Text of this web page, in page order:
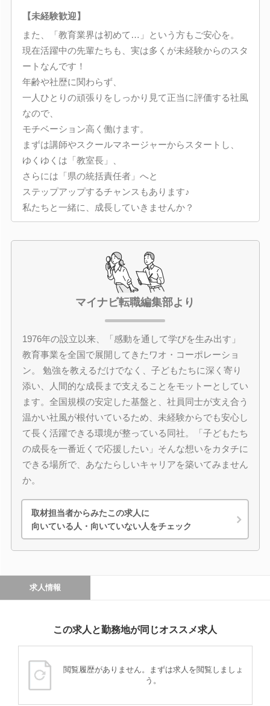
【未経験歓迎】
また、「教育業界は初めて…」という方もご安心を。
現在活躍中の先輩たちも、実は多くが未経験からのスタ
ートなんです！
年齢や社歴に関わらず、
一人ひとりの頑張りをしっかり見て正当に評価する社風
なので、
モチベーション高く働けます。
まずは講師やスクールマネージャーからスタートし、
ゆくゆくは「教室長」、
さらには「県の統括責任者」へと
ステップアップするチャンスもあります♪
私たちと一緒に、成長していきませんか？
マイナビ転職編集部より
1976年の設立以来、「感動を通して学びを生み出す」
教育事業を全国で展開してきたワオ・コーポレーショ
ン。 勉強を教えるだけでなく、子どもたちに深く寄り
添い、人間的な成長まで支えることをモットーとしてい
ます。全国規模の安定した基盤と、社員同士が支え合う
温かい社風が根付いているため、未経験からでも安心し
て長く活躍できる環境が整っている同社。「子どもたち
の成長を一番近くで応援したい」そんな想いをカタチに
できる場所で、あなたらしいキャリアを築いてみません
か。
取材担当者からみたこの求人に
向いている人・向いていない人をチェック
求人情報
この求人と勤務地が同じオススメ求人
閲覧履歴がありません。まずは求人を閲覧しましょ
う。